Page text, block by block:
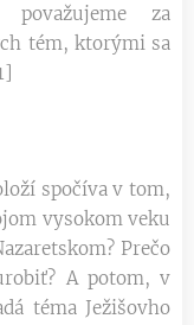
za
tém, ktorými sa
spočíva v tom,
vysokom veku
Prečo
A potom, v
téma Ježišovho